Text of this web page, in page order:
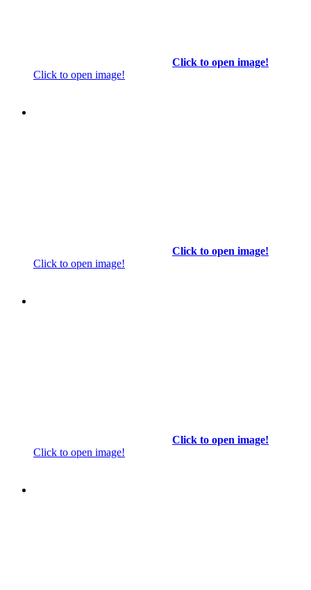
Click to open image!
Click to open image!
Click to open image!
Click to open image!
Click to open image!
Click to open image!